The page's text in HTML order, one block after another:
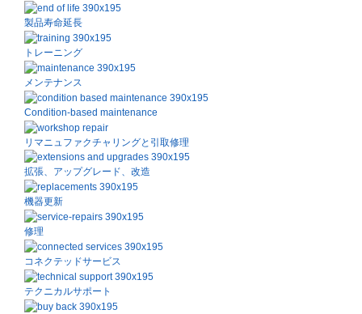
製品寿命延長
トレーニング
メンテナンス
Condition-based maintenance
リマニュファクチャリングと引取修理
拡張、アップグレード、改造
機器更新
修理
コネクテッドサービス
テクニカルサポート